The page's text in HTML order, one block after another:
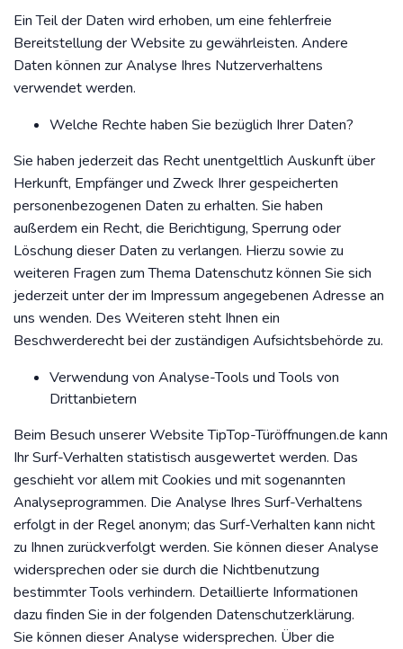
Ein Teil der Daten wird erhoben, um eine fehlerfreie
Bereitstellung der Website zu gewährleisten. Andere
Daten können zur Analyse Ihres Nutzerverhaltens
verwendet werden.
Welche Rechte haben Sie bezüglich Ihrer Daten?
Sie haben jederzeit das Recht unentgeltlich Auskunft über
Herkunft, Empfänger und Zweck Ihrer gespeicherten
personenbezogenen Daten zu erhalten. Sie haben
außerdem ein Recht, die Berichtigung, Sperrung oder
Löschung dieser Daten zu verlangen. Hierzu sowie zu
weiteren Fragen zum Thema Datenschutz können Sie sich
jederzeit unter der im Impressum angegebenen Adresse an
uns wenden. Des Weiteren steht Ihnen ein
Beschwerderecht bei der zuständigen Aufsichtsbehörde zu.
Verwendung von Analyse-Tools und Tools von
Drittanbietern
Beim Besuch unserer Website TipTop-Türöffnungen.de kann
Ihr Surf-Verhalten statistisch ausgewertet werden. Das
geschieht vor allem mit Cookies und mit sogenannten
Analyseprogrammen. Die Analyse Ihres Surf-Verhaltens
erfolgt in der Regel anonym; das Surf-Verhalten kann nicht
zu Ihnen zurückverfolgt werden. Sie können dieser Analyse
widersprechen oder sie durch die Nichtbenutzung
bestimmter Tools verhindern. Detaillierte Informationen
dazu finden Sie in der folgenden Datenschutzerklärung.
Sie können dieser Analyse widersprechen. Über die